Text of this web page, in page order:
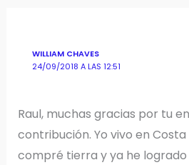
WILLIAM CHAVES
24/09/2018 A LAS 12:51
Raul, muchas gracias por tu
contribución. Yo vivo en Costa
compré tierra y ya he